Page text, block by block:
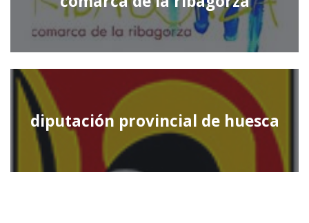
diputación provincial de huesca